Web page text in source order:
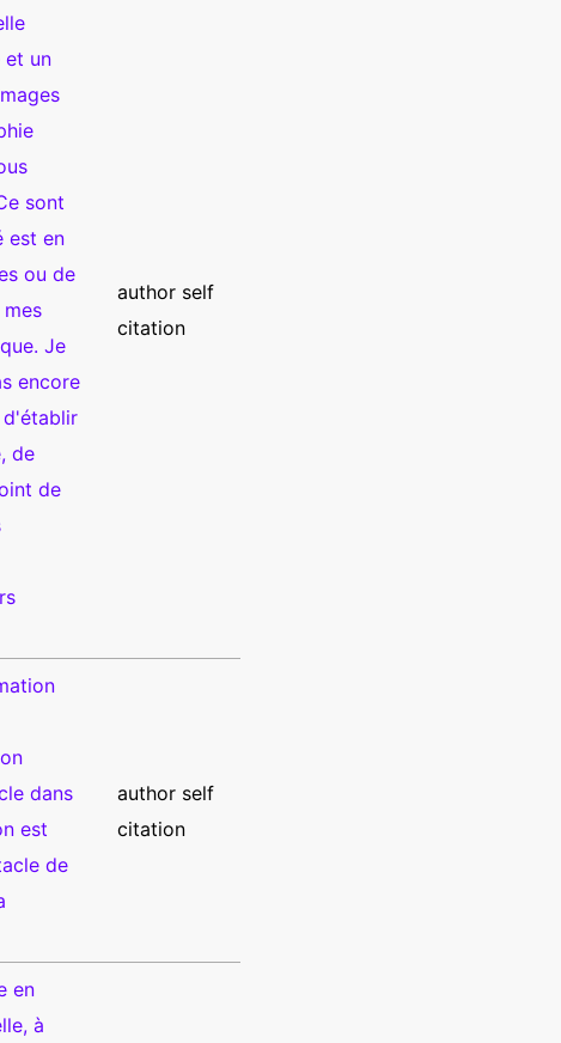
et un
sont
est en
ou de
Je
encore
d'établir
de
de
author self
citation
dans
est
de
author self
citation
en
à